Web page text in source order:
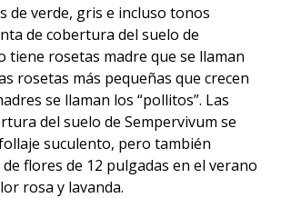
de verde, gris e incluso tonos
de cobertura del suelo de
tiene rosetas madre que se llaman
rosetas más pequeñas que crecen
se llaman los “pollitos”. Las
del suelo de Sempervivum se
suculento, pero también
flores de 12 pulgadas en el verano
rosa y lavanda.